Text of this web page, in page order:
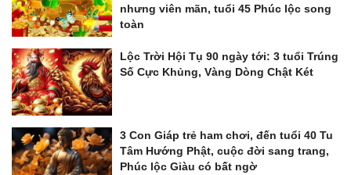
nhưng viên mãn, tuổi 45 Phúc lộc song
toàn
Lộc Trời Hội Tụ 90 ngày tới: 3 tuổi Trúng
Số Cực Khủng, Vàng Dòng Chật Két
3 Con Giáp trẻ ham chơi, đến tuổi 40 Tu
Tâm Hướng Phật, cuộc đời sang trang,
Phúc lộc Giàu có bất ngờ